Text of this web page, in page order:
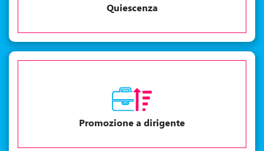
Quiescenza
Promozione a dirigente